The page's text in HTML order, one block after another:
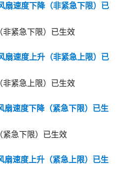
扇速度下降（非紧急下限）已
非紧急下限）已生效
扇速度上升（非紧急上限）已
非紧急上限）已生效
扇速度下降（紧急下限）已生
紧急下限）已生效
扇速度上升（紧急上限）已生